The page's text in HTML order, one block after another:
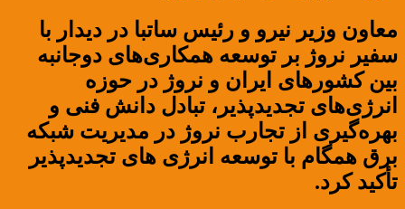
معاون وزیر نیرو و رئیس ساتبا در دیدار با
سفیر نروژ بر توسعه همکاری‌های دوجانبه
بین کشورهای ایران و نروژ در حوزه
انرژی‌های تجدیدپذیر، تبادل دانش فنی و
بهره‌گیری از تجارب نروژ در مدیریت شبکه
برق همگام با توسعه انرژی های تجدیدپذیر
تأکید کرد.